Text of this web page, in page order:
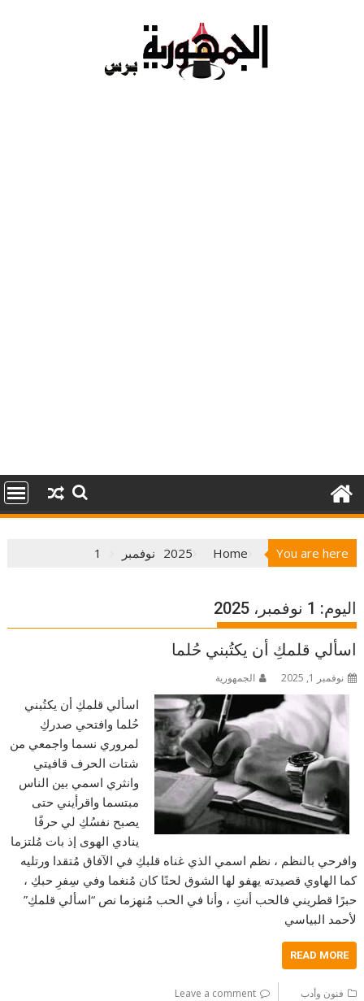
You are here
Home
2025 نوفمبر 1
اليوم: 1 نوفمبر، 2025
اسألي قلمكِ أن يكتُبني حُلما
نوفمبر 1, 2025 الجمهورية
اسألي قلمكِ أن يكتُبني
حُلما وافتحي صدركِ
لمروري نسما واجمعي من
شتات الحرف قافيتي
وانثري اسمي بين الناس
مبتسما واقرأيني حتى
يصبح نفسُكِ لي حرفًا
ينادي الهوى إذ بات مُلتزما
وافرحي بالنظم ، نظم اسمي الذي غناه قلبكِ في الآفاق مُتقدا ورتليه
كما الهاوي قصيدته يهفو لها الشوق لحنًا كان مُنغما وفي سِفرِ حبكِ ،
حبرًا قطريني فالحب أنتِ ، وأنا في الحب مُنهزما نص “اسألي قلمكِ”
لأحمد البياسي
READ MORE
فنون وأدب Leave a comment